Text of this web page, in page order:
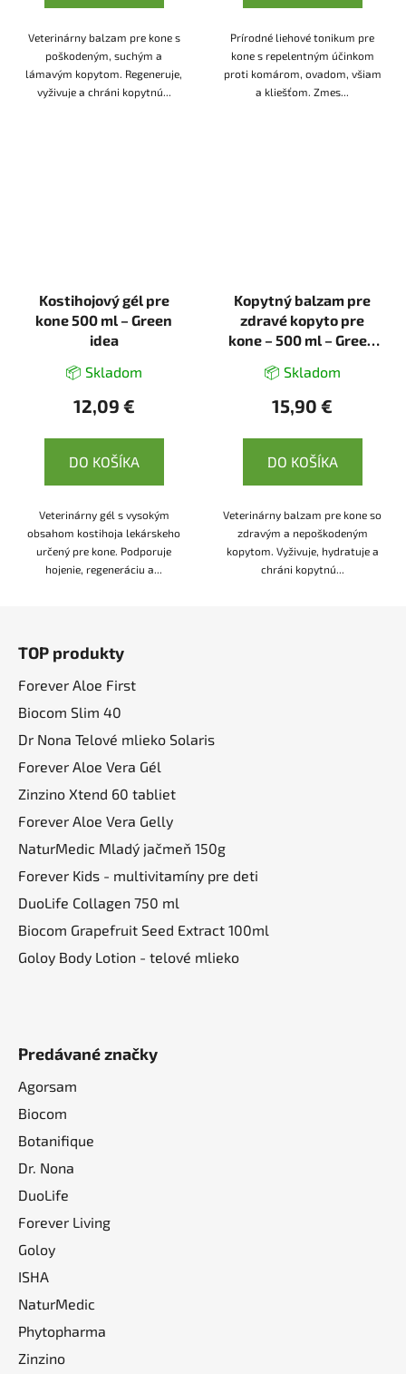
Veterinárny balzam pre kone s
poškodeným, suchým a
lámavým kopytom. Regeneruje,
vyživuje a chráni kopytnú...
Prírodné liehové tonikum pre
kone s repelentným účinkom
proti komárom, ovadom, všiam
a kliešťom. Zmes...
Kostihojový gél pre
kone 500 ml – Green
idea
📦 Skladom
12,09 €
DO KOŠÍKA
Veterinárny gél s vysokým
obsahom kostihoja lekárskeho
určený pre kone. Podporuje
hojenie, regeneráciu a...
Kopytný balzam pre
zdravé kopyto pre
kone – 500 ml – Green
📦 Skladom
15,90 €
DO KOŠÍKA
Veterinárny balzam pre kone so
zdravým a nepoškodeným
kopytom. Vyživuje, hydratuje a
chráni kopytnú...
TOP produkty
Forever Aloe First
Biocom Slim 40
Dr Nona Telové mlieko Solaris
Forever Aloe Vera Gél
Zinzino Xtend 60 tabliet
Forever Aloe Vera Gelly
NaturMedic Mladý jačmeň 150g
Forever Kids - multivitamíny pre deti
DuoLife Collagen 750 ml
Biocom Grapefruit Seed Extract 100ml
Goloy Body Lotion - telové mlieko
Predávané značky
Agorsam
Biocom
Botanifique
Dr. Nona
DuoLife
Forever Living
Goloy
ISHA
NaturMedic
Phytopharma
Zinzino